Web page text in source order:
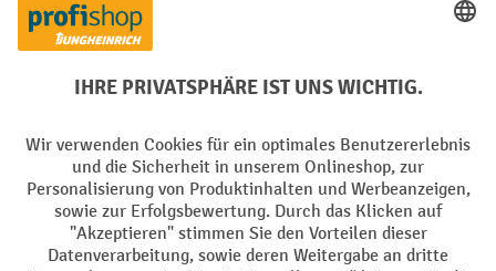
Rücknahme-Services
Elektrogeräte Rückname
Batterie Rückname